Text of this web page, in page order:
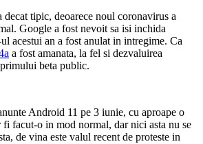
decat tipic, deoarece noul coronavirus a
Google a fost nevoit sa isi inchida
acestui an a fost anulat in intregime. Ca
a fost amanata, la fel si dezvaluirea
beta public.
Android 11 pe 3 iunie, cu aproape o
fi facut-o in mod normal, dar nici asta nu se
de vina este valul recent de proteste in